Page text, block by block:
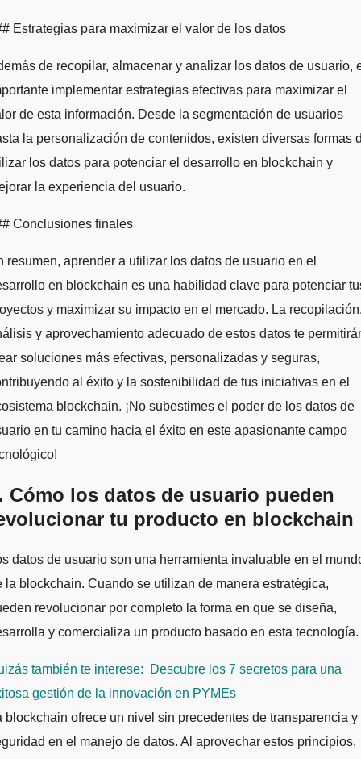
Estrategias para maximizar el valor de los datos
de recopilar, almacenar y analizar los datos de usuario,
implementar estrategias efectivas para maximizar el
de esta información. Desde la segmentación de usuarios
la personalización de contenidos, existen diversas formas
los datos para potenciar el desarrollo en blockchain y
la experiencia del usuario.
Conclusiones finales
resumen, aprender a utilizar los datos de usuario en el
en blockchain es una habilidad clave para potenciar
y maximizar su impacto en el mercado. La
y aprovechamiento adecuado de estos datos te
soluciones más efectivas, personalizadas y seguras,
al éxito y la sostenibilidad de tus iniciativas en el
blockchain. ¡No subestimes el poder de los datos de
en tu camino hacia el éxito en este apasionante campo
Cómo los datos de usuario pueden
tu producto en blockchain
datos de usuario son una herramienta invaluable en el
la blockchain. Cuando se utilizan de manera estratégica,
revolucionar por completo la forma en que se diseña,
y comercializa un producto basado en esta tecnología.
también te interese:
Descubre los 7 secretos para una
gestión de la innovación en PYMEs
blockchain ofrece un nivel sin precedentes de transparencia y
en el manejo de datos. Al aprovechar estos principios,